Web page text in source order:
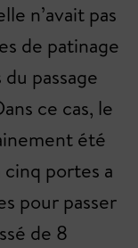
n’avait pas
de patinage
passage
ce cas, le
été
portes a
pour passer
de 8